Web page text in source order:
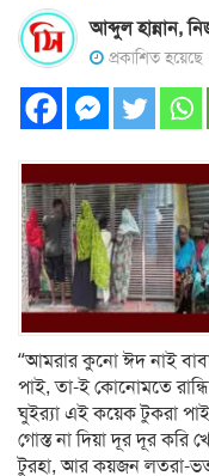
আব্দুল হান্নান,
প্রকাশিত
“আমরার কুনো ঈদ নাই
পাই, তা-ই কোনোমতে
ঘুইর‌্যা এই কয়েক টুকরা
গোস্ত না দিয়া দূর দূর করি
টুরহা, আর কয়জন লতরা-